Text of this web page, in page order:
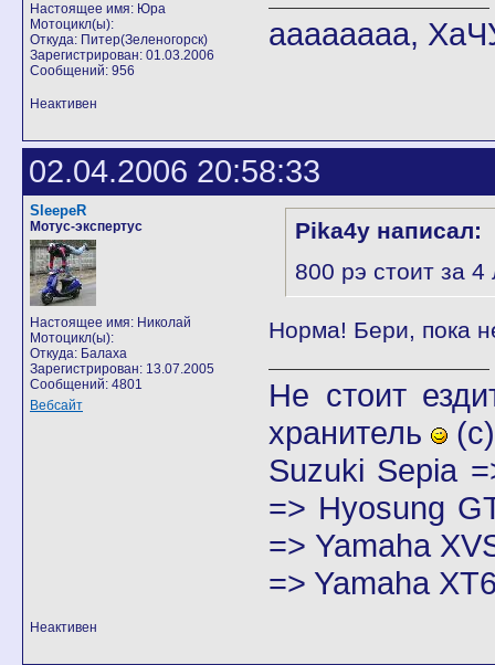
Настоящее имя: Юра
Мотоцикл(ы):
Откуда: Питер(Зеленогорск)
Зарегистрирован: 01.03.2006
Сообщений: 956
аааааааа,
Неактивен
02.04.2006 20:58:33
SleepeR
Мотус-экспертус
Настоящее имя: Николай
Мотоцикл(ы):
Откуда: Балаха
Зарегистрирован: 13.07.2005
Сообщений: 4801
Вебсайт
Pika4y написал:
800 рэ стоит за
Норма! Бери, пока
Не стоит
хранитель
(с)
Suzuki Sepia
=> Hyosung
=> Yamaha
=> Yamaha
Неактивен